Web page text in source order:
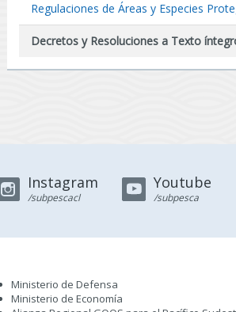
Regulaciones de Áreas y Especies
Decretos y Resoluciones a Texto
Instagram
/subpescacl
Youtube
/subpesca
Ministerio de Defensa
Ministerio de Economía